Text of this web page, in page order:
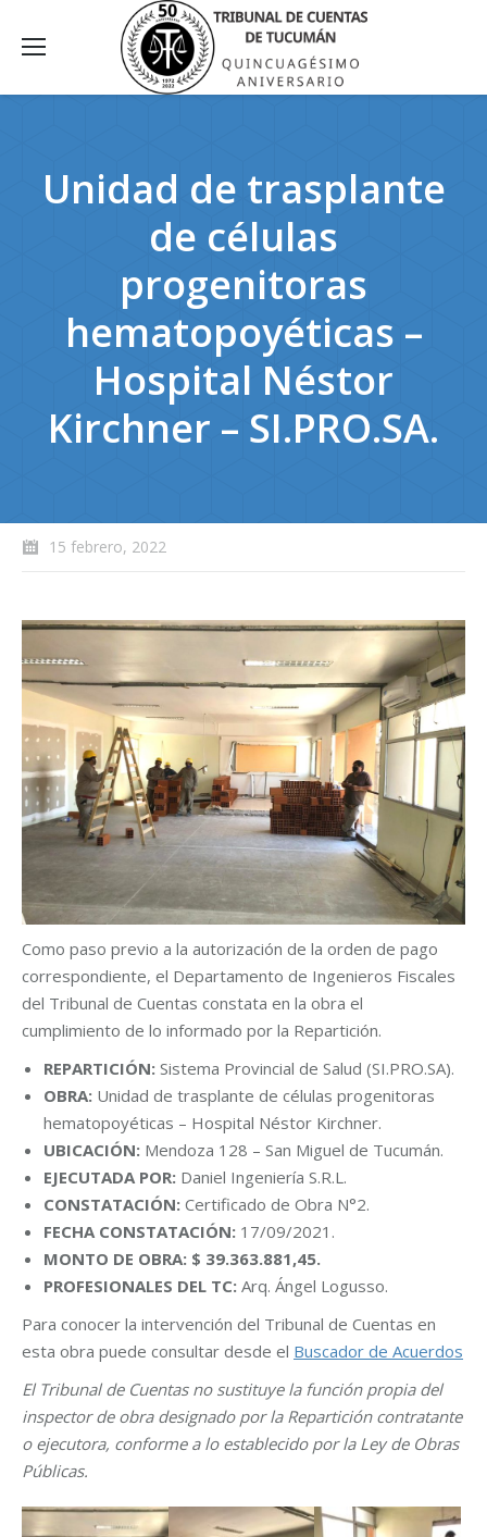
Unidad de trasplante
de células
progenitoras
hematopoyéticas –
Hospital Néstor
Kirchner – SI.PRO.SA.
15 febrero, 2022
Como paso previo a la autorización de la orden de pago
correspondiente, el Departamento de Ingenieros Fiscales
del Tribunal de Cuentas constata en la obra el
cumplimiento de lo informado por la Repartición.
REPARTICIÓN: Sistema Provincial de Salud (SI.PRO.SA).
OBRA: Unidad de trasplante de células progenitoras
hematopoyéticas – Hospital Néstor Kirchner.
UBICACIÓN: Mendoza 128 – San Miguel de Tucumán.
EJECUTADA POR: Daniel Ingeniería S.R.L.
CONSTATACIÓN: Certificado de Obra N°2.
FECHA CONSTATACIÓN: 17/09/2021.
MONTO DE OBRA: $ 39.363.881,45.
PROFESIONALES DEL TC: Arq. Ángel Logusso.
Para conocer la intervención del Tribunal de Cuentas en
esta obra puede consultar desde el Buscador de Acuerdos
El Tribunal de Cuentas no sustituye la función propia del
inspector de obra designado por la Repartición contratante
o ejecutora, conforme a lo establecido por la Ley de Obras
Públicas.